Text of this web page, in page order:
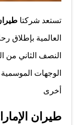
تستعد شركتا
العالمية بإطلاق
النصف الثاني من
الوجهات
أخرى
طيران